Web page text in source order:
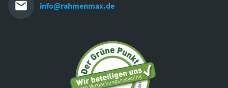
info@rahmenmax.de